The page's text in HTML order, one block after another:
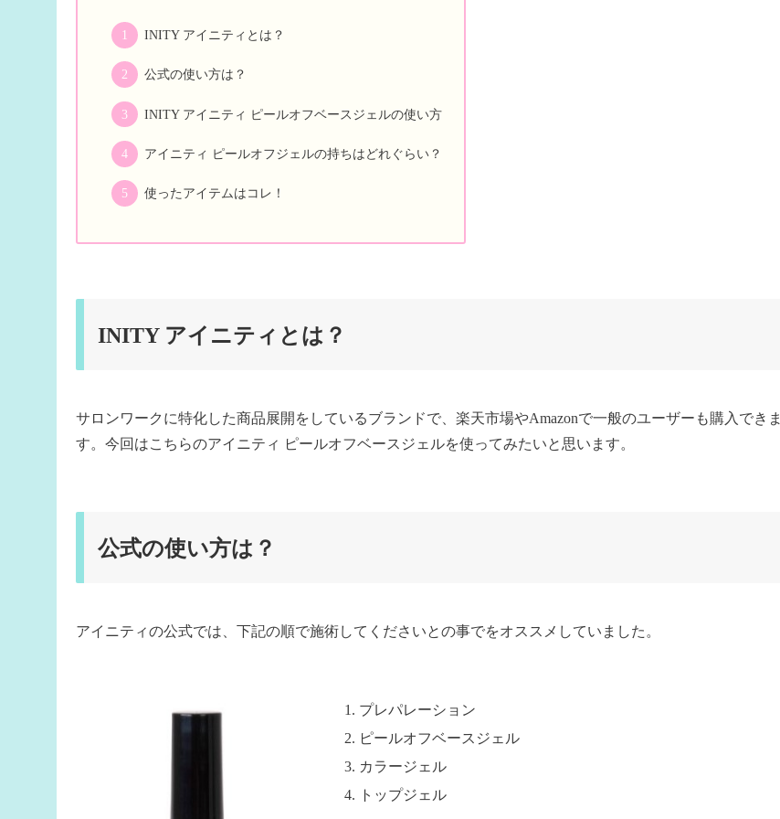
INITY アイニティとは？
公式の使い方は？
INITY アイニティ ピールオフベースジェルの使い方
アイニティ ピールオフジェルの持ちはどれぐらい？
使ったアイテムはコレ！
INITY アイニティとは？
サロンワークに特化した商品展開をしているブランドで、楽天市場やAmazonで一般のユーザーも購入できま
す。今回はこちらのアイニティ ピールオフベースジェルを使ってみたいと思います。
公式の使い方は？
アイニティの公式では、下記の順で施術してくださいとの事でをオススメしていました。
プレパレーション
ピールオフベースジェル
カラージェル
トップジェル